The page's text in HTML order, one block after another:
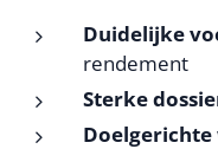
Duidelijke
rendement
Sterke